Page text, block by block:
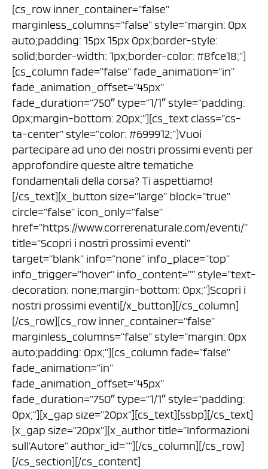
[cs_row inner_container=”false”
marginless_columns=”false” style=”margin: 0px
auto;padding: 15px 15px 0px;border-style:
solid;border-width: 1px;border-color: #8fce18;”]
[cs_column fade=”false” fade_animation=”in”
fade_animation_offset=”45px”
fade_duration=”750″ type=”1/1″ style=”padding:
0px;margin-bottom: 20px;”][cs_text class=”cs-
ta-center” style=”color: #699912;”]Vuoi
partecipare ad uno dei nostri prossimi eventi per
approfondire queste altre tematiche
fondamentali della corsa? Ti aspettiamo!
[/cs_text][x_button size=”large” block=”true”
circle=”false” icon_only=”false”
href=”https://www.correrenaturale.com/eventi/”
title=”Scopri i nostri prossimi eventi”
target=”blank” info=”none” info_place=”top”
info_trigger=”hover” info_content=”” style=”text-
decoration: none;margin-bottom: 0px;”]Scopri i
nostri prossimi eventi[/x_button][/cs_column]
[/cs_row][cs_row inner_container=”false”
marginless_columns=”false” style=”margin: 0px
auto;padding: 0px;”][cs_column fade=”false”
fade_animation=”in”
fade_animation_offset=”45px”
fade_duration=”750″ type=”1/1″ style=”padding:
0px;”][x_gap size=”20px”][cs_text][ssbp][/cs_text]
[x_gap size=”20px”][x_author title=”Informazioni
sull’Autore” author_id=””][/cs_column][/cs_row]
[/cs_section][/cs_content]